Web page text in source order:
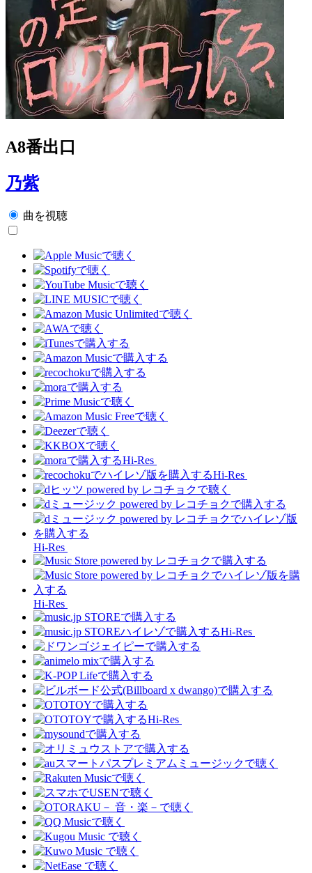
A8番出口
乃紫
曲を視聴
Hi-Res
Hi-Res
Hi-Res
Hi-Res
Hi-Res
Hi-Res